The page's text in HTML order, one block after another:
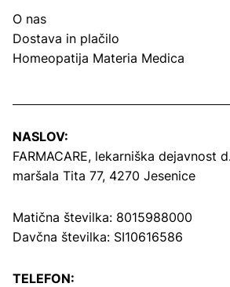
O nas
Dostava in plačilo
Homeopatija Materia Medica
NASLOV:
FARMACARE, lekarniška dejavnost
maršala Tita 77, 4270 Jesenice
Matična številka: 8015988000
Davčna številka: SI10616586
TELEFON: